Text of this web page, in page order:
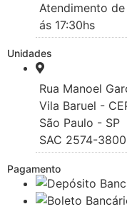
Atendimento
ás 17:30hs
Unidades
Rua Manoel
Vila Baruel -
São Paulo - SP
SAC 2574-3800
Pagamento